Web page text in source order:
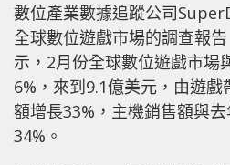
數位產業數據追蹤公司
全球數位遊戲市場的調查報
示，2月份全球數位遊戲市場
6%，來到9.1億美元，由遊戲
額增長33%，主機銷售額與
34%。